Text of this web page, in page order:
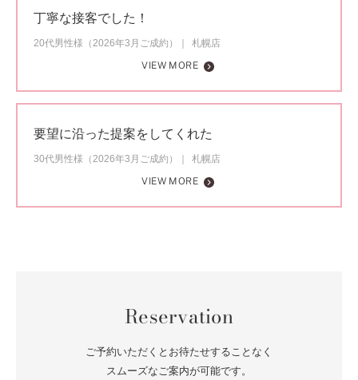
丁寧な接客でした！
20代男性様（2026年3月ご成約）
札幌店
VIEW MORE
要望に沿った提案をしてくれた
30代男性様（2026年3月ご成約）
札幌店
VIEW MORE
Reservation
ご予約いただくとお待たせすることなく
スムーズなご案内が可能です。